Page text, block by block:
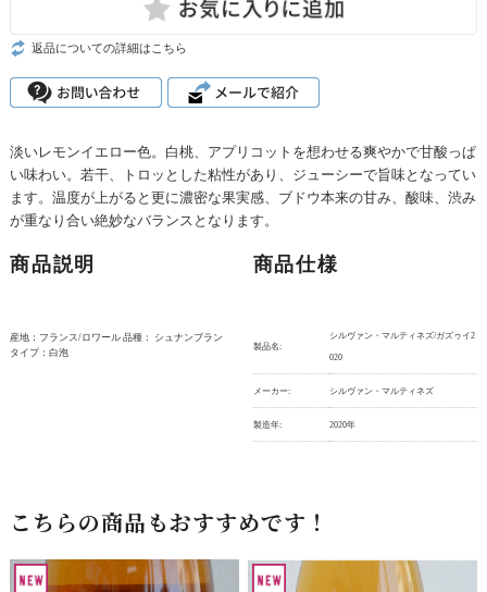
返品についての詳細はこちら
淡いレモンイエロー色。白桃、アプリコットを想わせる爽やかで甘酸っぱ
い味わい。若干、トロッとした粘性があり、ジューシーで旨味となってい
ます。温度が上がると更に濃密な果実感、ブドウ本来の甘み、酸味、渋み
が重なり合い絶妙なバランスとなります。
商品説明
産地：フランス/ロワール 品種： シュナンブラン
タイプ：白泡
商品仕様
製品名:
シルヴァン・マルティネズ/ガズゥイ2
020
メーカー: シルヴァン・マルティネズ
製造年: 2020年
こちらの商品もおすすめです！